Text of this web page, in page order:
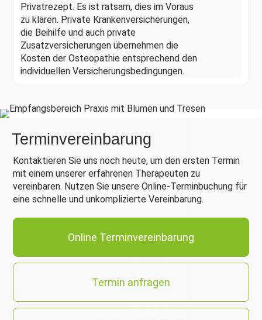
Privatrezept. Es ist ratsam, dies im Voraus
zu klären. Private Krankenversicherungen,
die Beihilfe und auch private
Zusatzversicherungen übernehmen die
Kosten der Osteopathie entsprechend den
individuellen Versicherungsbedingungen.
Terminvereinbarung
Kontaktieren Sie uns noch heute, um den ersten Termin
mit einem unserer erfahrenen Therapeuten zu
vereinbaren. Nutzen Sie unsere Online-Terminbuchung für
eine schnelle und unkomplizierte Vereinbarung.
Online Terminvereinbarung
Termin anfragen